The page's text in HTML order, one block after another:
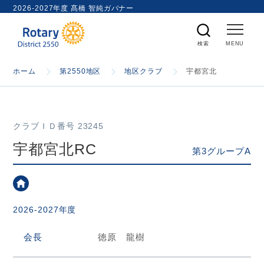
2026-2027年度 髙橋 智純ガバナー
内
ホーム 第2550地区 地区クラブ 宇都宮北
クラブＩＤ番号 23245
宇都宮北RC 第3グループA
2026-2027年度
会長 徳原 龍樹
資料室